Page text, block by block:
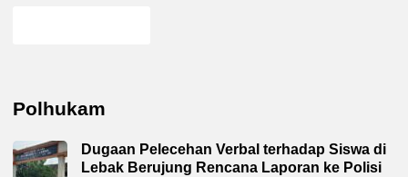
Polhukam
Dugaan Pelecehan Verbal terhadap Siswa di
Lebak Berujung Rencana Laporan ke Polisi